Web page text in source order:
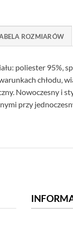
ROZMIARÓW
poliester 95%,
chłodu,
Nowoczesny i
przy